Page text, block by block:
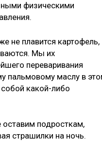
физическими
не плавится картофель,
Мы их
переваривания
пальмовому маслу в
собой какой-либо
подросткам,
страшилки на ночь.